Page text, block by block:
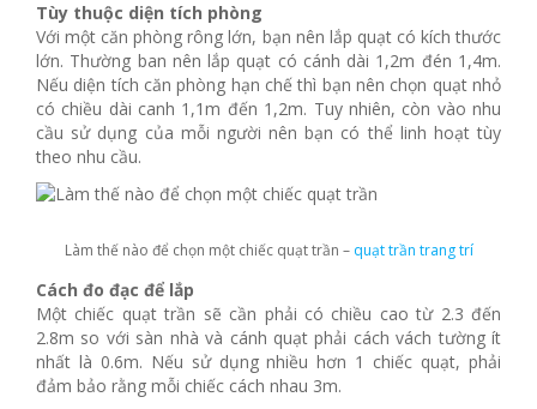
Tùy thuộc diện tích phòng
Với một căn phòng rông lớn, bạn nên lắp quạt có kích thước
lớn. Thường ban nên lắp quạt có cánh dài 1,2m đén 1,4m.
Nếu diện tích căn phòng hạn chế thì bạn nên chọn quạt nhỏ
có chiều dài canh 1,1m đến 1,2m. Tuy nhiên, còn vào nhu
cầu sử dụng của mỗi người nên bạn có thể linh hoạt tùy
theo nhu cầu.
Làm thế nào để chọn một chiếc quạt trần – quạt trần trang trí
Cách đo đạc để lắp
Một chiếc quạt trần sẽ cần phải có chiều cao từ 2.3 đến
2.8m so với sàn nhà và cánh quạt phải cách vách tường ít
nhất là 0.6m. Nếu sử dụng nhiều hơn 1 chiếc quạt, phải
đảm bảo rằng mỗi chiếc cách nhau 3m.